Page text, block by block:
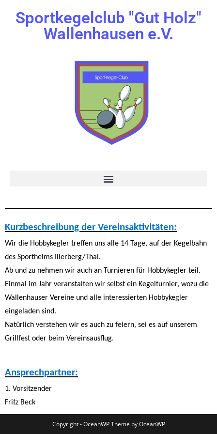
Sportkegelclub "Gut Holz"
Wallenhausen e.V.
Kurzbeschreibung der Vereinsaktivitäten:
Wir die Hobbykegler treffen uns alle 14 Tage, auf der Kegelbahn
des Sportheims Illerberg/Thal.
Ab und zu nehmen wir auch an Turnieren für Hobbykegler teil.
Einmal im Jahr veranstalten wir selbst ein Kegelturnier, wozu die
Wallenhauser Vereine und alle interessierten Hobbykegler
eingeladen sind.
Natürlich verstehen wir es auch zu feiern, sei es auf unserem
Grillfest oder beim Vereinsausflug.
Ansprechpartner:
1. Vorsitzender
Fritz Beck
Copyright - OceanWP Theme by OceanWP